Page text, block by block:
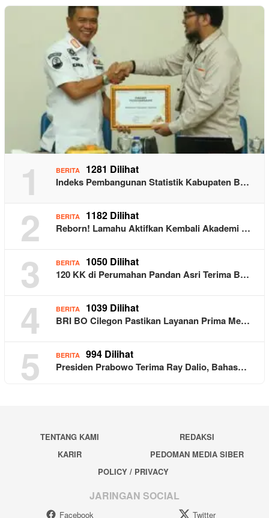
1 BERITA 1281 Dilihat
Indeks Pembangunan Statistik Kabupaten B…
2 BERITA 1182 Dilihat
Reborn! Lamahu Aktifkan Kembali Akademi …
3 BERITA 1050 Dilihat
120 KK di Perumahan Pandan Asri Terima B…
4 BERITA 1039 Dilihat
BRI BO Cilegon Pastikan Layanan Prima Me…
5 BERITA 994 Dilihat
Presiden Prabowo Terima Ray Dalio, Bahas…
TENTANG KAMI
REDAKSI
KARIR
PEDOMAN MEDIA SIBER
POLICY / PRIVACY
JARINGAN SOCIAL
Facebook Twitter